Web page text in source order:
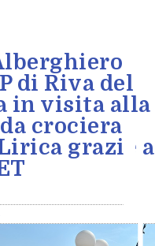
di Riva del
in visita alla
crociera
grazie a